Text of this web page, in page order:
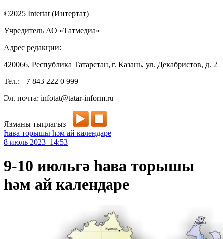
©2025 Intertat (Интертат)
Учредитель АО «Татмедиа»
Адрес редакции:
420066, Республика Татарстан, г. Казань, ул. Декабристов, д. 2
Тел.: +7 843 222 0 999
Эл. почта: infotat@tatar-inform.ru
Язманы тыңлагыз
Һава торышы һәм ай календаре
8 июль 2023 14:53
9-10 июльгә һава торышы
һәм ай календаре